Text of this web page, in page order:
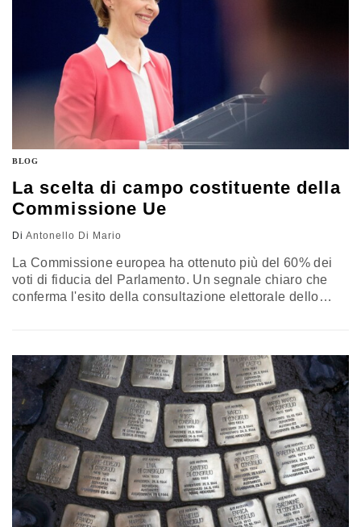
BLOG
La scelta di campo costituente della
Commissione Ue
Di Antonello Di Mario
La Commissione europea ha ottenuto più del 60% dei
voti di fiducia del Parlamento. Un segnale chiaro che
conferma l'esito della consultazione elettorale dello
travolgente", ha detto la presidente eletta…